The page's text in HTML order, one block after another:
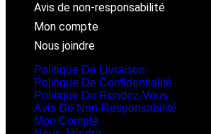
Avis de non-responsabilité
Mon compte
Nous joindre
Politique De Livraison
Politique De Confidentialité
Politique De Rendez-Vous
Avis De Non-Responsabilité
Mon Compte